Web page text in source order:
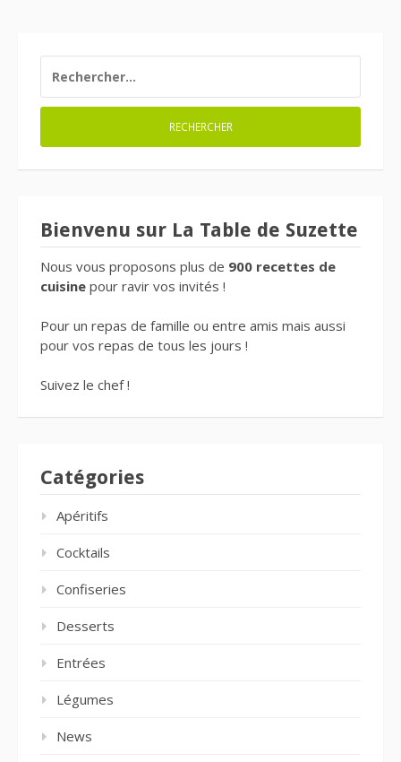
Bienvenu sur La Table de Suzette
Nous vous proposons plus de 900 recettes de
cuisine pour ravir vos invités !
Pour un repas de famille ou entre amis mais aussi
pour vos repas de tous les jours !
Suivez le chef !
Catégories
Apéritifs
Cocktails
Confiseries
Desserts
Entrées
Légumes
News